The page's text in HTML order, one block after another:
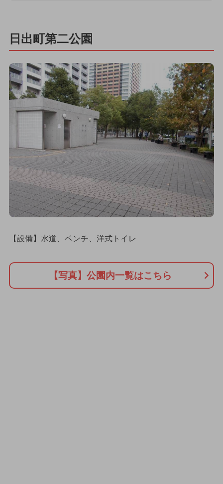
日出町第二公園
【設備】水道、ベンチ、洋式トイレ
【写真】公園内一覧はこちら